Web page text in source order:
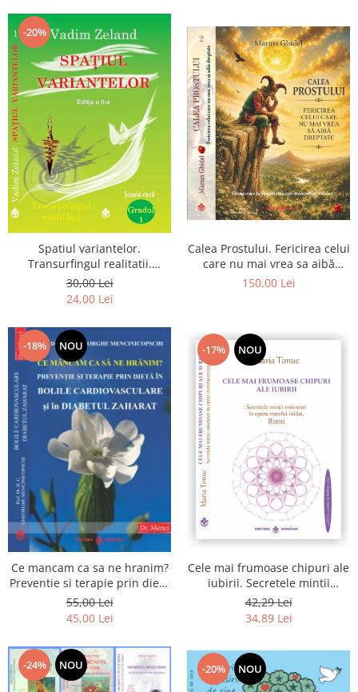
-20%
Spatiul variantelor.
Transurfingul realitatii.
Gradul 1. Cum sa ne
dezvoltam intuitia si sa ne
30,00 Lei
24,00 Lei
Calea Prostului. Fericirea celui
care nu mai vrea sa aibă
dreptate - Intoarcerea la
150,00 Lei
-18% NOU
Ce mancam ca sa ne hranim?
Preventie si terapie prin dieta
in bolile cardiovasculare si in
diabetul zaharat
55,00 Lei
45,00 Lei
-17% NOU
Cele mai frumoase chipuri ale
iubirii. Secretele mintii
omenesti in opera marelui
initiat, Rumi
42,29 Lei
34,89 Lei
-24% NOU -20% NOU